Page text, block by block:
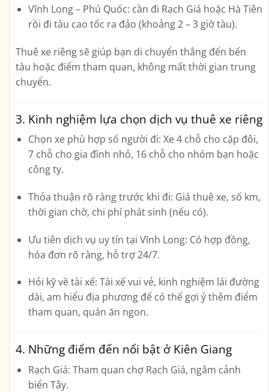
Vĩnh Long – Phú Quốc: cần đi Rạch Giá hoặc Hà Tiên
rồi đi tàu cao tốc ra đảo (khoảng 2 – 3 giờ tàu).
Thuê xe riêng sẽ giúp bạn di chuyển thẳng đến bến
tàu hoặc điểm tham quan, không mất thời gian trung
chuyển.
3. Kinh nghiệm lựa chọn dịch vụ thuê xe riêng
Chọn xe phù hợp số người đi: Xe 4 chỗ cho cặp đôi,
7 chỗ cho gia đình nhỏ, 16 chỗ cho nhóm bạn hoặc
công ty.
Thỏa thuận rõ ràng trước khi đi: Giá thuê xe, số km,
thời gian chờ, chi phí phát sinh (nếu có).
Ưu tiên dịch vụ uy tín tại Vĩnh Long: Có hợp đồng,
hóa đơn rõ ràng, hỗ trợ 24/7.
Hỏi kỹ về tài xế: Tài xế vui vẻ, kinh nghiệm lái đường
dài, am hiểu địa phương để có thể gợi ý thêm điểm
tham quan, quán ăn ngon.
4. Những điểm đến nổi bật ở Kiên Giang
Rạch Giá: Tham quan chợ Rạch Giá, ngắm cảnh
biển Tây.